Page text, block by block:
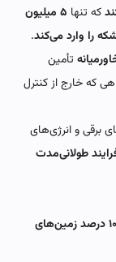
که تنها
۵ میلیون
.
تأمین
که خارج از کنترل
برقی و انرژی‌های
طولانی‌مدت
۱۰ درصد زمین‌های